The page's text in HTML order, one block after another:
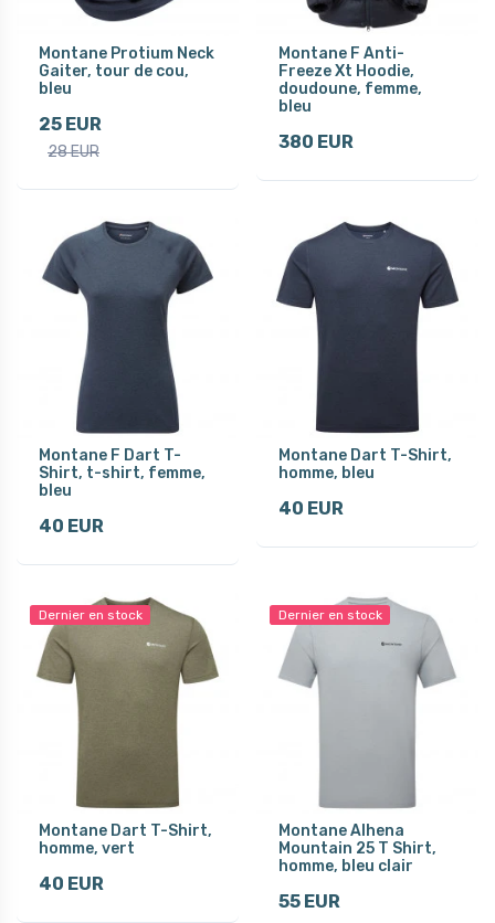
Montane Protium Neck
Gaiter, tour de cou,
bleu
25 EUR
28 EUR
Montane F Anti-
Freeze Xt Hoodie,
doudoune, femme,
bleu
380 EUR
Montane F Dart T-
Shirt, t-shirt, femme,
bleu
40 EUR
Montane Dart T-Shirt,
homme, bleu
40 EUR
Dernier en stock
Montane Dart T-Shirt,
homme, vert
40 EUR
Dernier en stock
Montane Alhena
Mountain 25 T Shirt,
homme, bleu clair
55 EUR